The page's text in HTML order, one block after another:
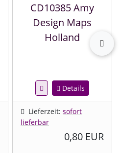
CD10385 Amy
Design Maps
Holland
Details
Lieferzeit: sofort
lieferbar
0,80 EUR